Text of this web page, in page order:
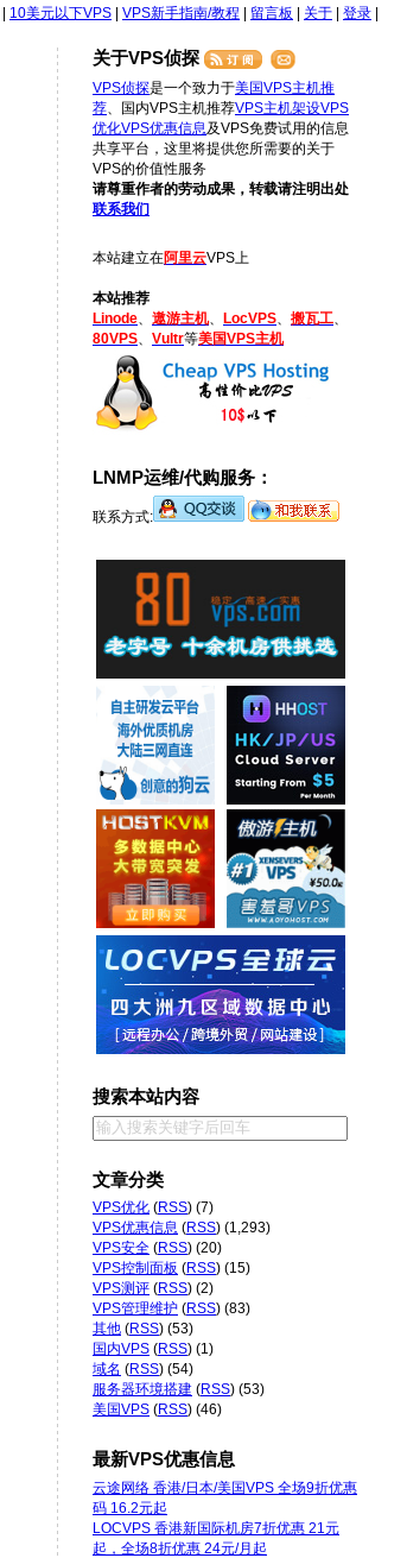
10美元以下VPS VPS新手指南/教程 留言板 关于 登录
关于VPS侦探
VPS侦探是一个致力于美国VPS主机推
荐 、国内VPS主机推荐VPS主机架设VPS
优化VPS优惠信息 及VPS免费试用的信息
共享平台，这里将提供您所需要的关于
VPS的价值性服务
请尊重作者的劳动成果，转载请注明出处
联系我们
本站建立在阿里云VPS上
本站推荐
Linode
遨游主机、 LocVPS 搬瓦工
80VPS
Vultr等美国VPS主机
LNMP运维/代购服务：
联系方式:
搜索本站内容
文章分类
VPS优化 (RSS) (7)
VPS优惠信息 (RSS) (1,293)
VPS安全 (RSS) (20)
VPS控制面板 (RSS) (15)
VPS测评 (RSS) (2)
VPS管理维护 (RSS) (83)
其他 (RSS) (53)
国内VPS (RSS) (1)
域名 (RSS) (54)
服务器环境搭建 (RSS) (53)
美国VPS (RSS) (46)
最新VPS优惠信息
云途网络 香港/日本/美国VPS 全场9折优惠
码 16.2元起
LOCVPS 香港新国际机房7折优惠 21元
起，全场8折优惠 24元/月起